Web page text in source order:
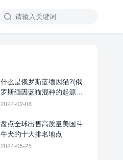
什么是俄罗斯蓝缅因猫?(俄
罗斯缅因蓝猫混种的起源和
历史)
2024-02-08
盘点全球出售高质量美国斗
牛犬的十大排名地点
2024-05-25